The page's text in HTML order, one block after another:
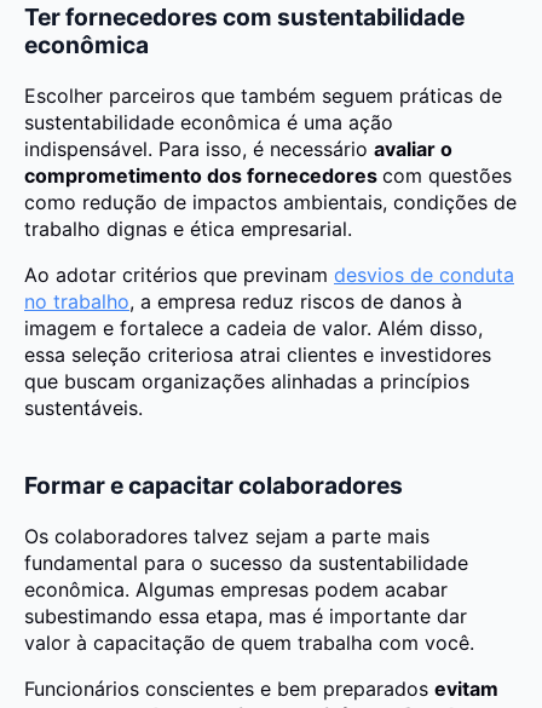
Ter fornecedores com sustentabilidade
econômica
Escolher parceiros que também seguem práticas de
sustentabilidade econômica é uma ação
indispensável. Para isso, é necessário avaliar o
comprometimento dos fornecedores com questões
como redução de impactos ambientais, condições de
trabalho dignas e ética empresarial.
Ao adotar critérios que previnam desvios de conduta
no trabalho, a empresa reduz riscos de danos à
imagem e fortalece a cadeia de valor. Além disso,
essa seleção criteriosa atrai clientes e investidores
que buscam organizações alinhadas a princípios
sustentáveis.
Formar e capacitar colaboradores
Os colaboradores talvez sejam a parte mais
fundamental para o sucesso da sustentabilidade
econômica. Algumas empresas podem acabar
subestimando essa etapa, mas é importante dar
valor à capacitação de quem trabalha com você.
Funcionários conscientes e bem preparados evitam